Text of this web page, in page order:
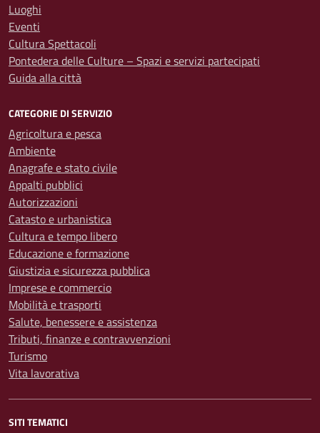
Luoghi
Eventi
Cultura Spettacoli
Pontedera delle Culture – Spazi e servizi partecipati
Guida alla città
CATEGORIE DI SERVIZIO
Agricoltura e pesca
Ambiente
Anagrafe e stato civile
Appalti pubblici
Autorizzazioni
Catasto e urbanistica
Cultura e tempo libero
Educazione e formazione
Giustizia e sicurezza pubblica
Imprese e commercio
Mobilità e trasporti
Salute, benessere e assistenza
Tributi, finanze e contravvenzioni
Turismo
Vita lavorativa
SITI TEMATICI